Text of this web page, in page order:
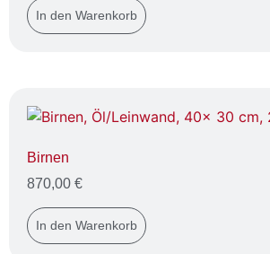
In den Warenkorb
Birnen
870,00 €
In den Warenkorb